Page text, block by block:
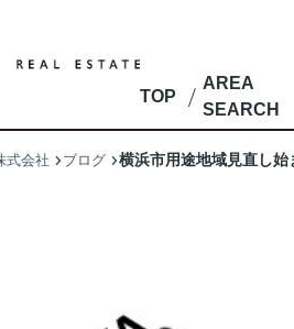
TOP
AREA
SEARCH
式会社 ブログ 横浜市用途地域見直し始